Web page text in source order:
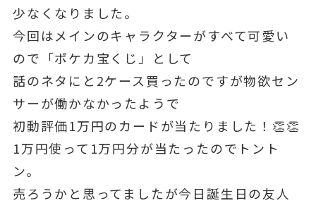
少なくなりました。
今回はメインのキャラクターがすべて可愛い
ので「ポケカ宝くじ」として
話のネタにと2ケース買ったのですが物欲セン
サーが働かなかったようで
初動評価1万円のカードが当たりました！👏👏
1万円使って1万円分が当たったのでトント
ン。
売ろうかと思ってましたが今日誕生日の友人